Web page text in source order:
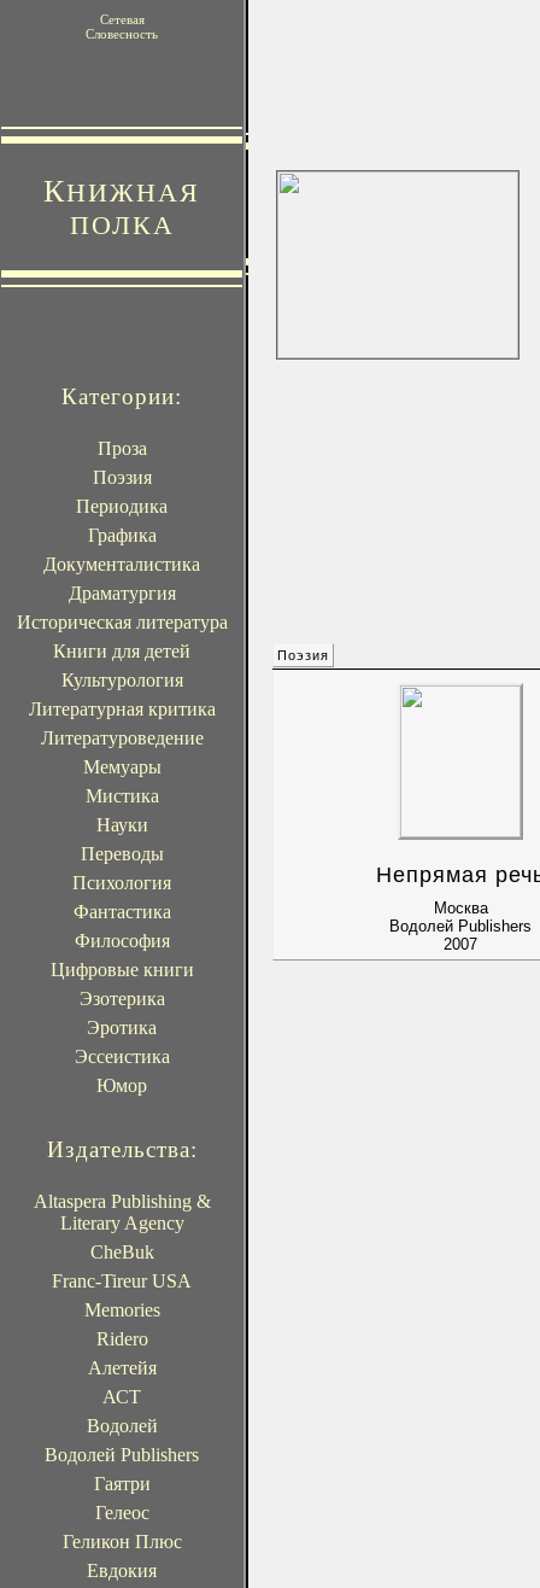
Сетевая
Словесность
КНИЖНАЯ
ПОЛКА
Категории:
Проза
Поэзия
Периодика
Графика
Документалистика
Драматургия
Историческая литература
Книги для детей
Культурология
Литературная критика
Литературоведение
Мемуары
Мистика
Науки
Переводы
Психология
Фантастика
Философия
Цифровые книги
Эзотерика
Эротика
Эссеистика
Юмор
Издательства:
Altaspera Publishing &
Literary Agency
CheBuk
Franc-Tireur USA
Memories
Ridero
Алетейя
АСТ
Водолей
Водолей Publishers
Гаятри
Гелеос
Геликон Плюс
Евдокия
Поэзия
Непрямая
Москва
Водолей Publishers
2007